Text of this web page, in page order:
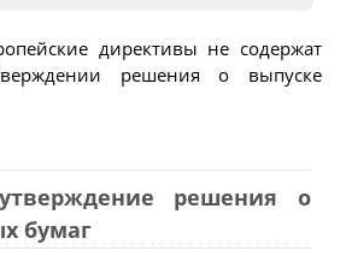
директивы не содержат
решения о выпуске
решения о
бумаг